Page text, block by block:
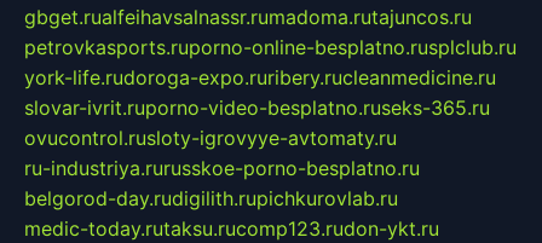
gbget.rualfeihavsalnassr.rumadoma.rutajuncos.ru
petrovkasports.ruporno-online-besplatno.rusplclub.ru
york-life.rudoroga-expo.ruribery.rucleanmedicine.ru
slovar-ivrit.ruporno-video-besplatno.ruseks-365.ru
ovucontrol.rusloty-igrovyye-avtomaty.ru
ru-industriya.rurusskoe-porno-besplatno.ru
belgorod-day.rudigilith.rupichkurovlab.ru
medic-today.rutaksu.rucomp123.rudon-ykt.ru